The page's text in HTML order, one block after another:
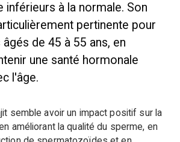
inférieurs à la normale. Son
pertinente pour
de 45 à 55 ans, en
une santé hormonale
l'âge.
semble avoir un impact positif sur la
améliorant la qualité du sperme, en